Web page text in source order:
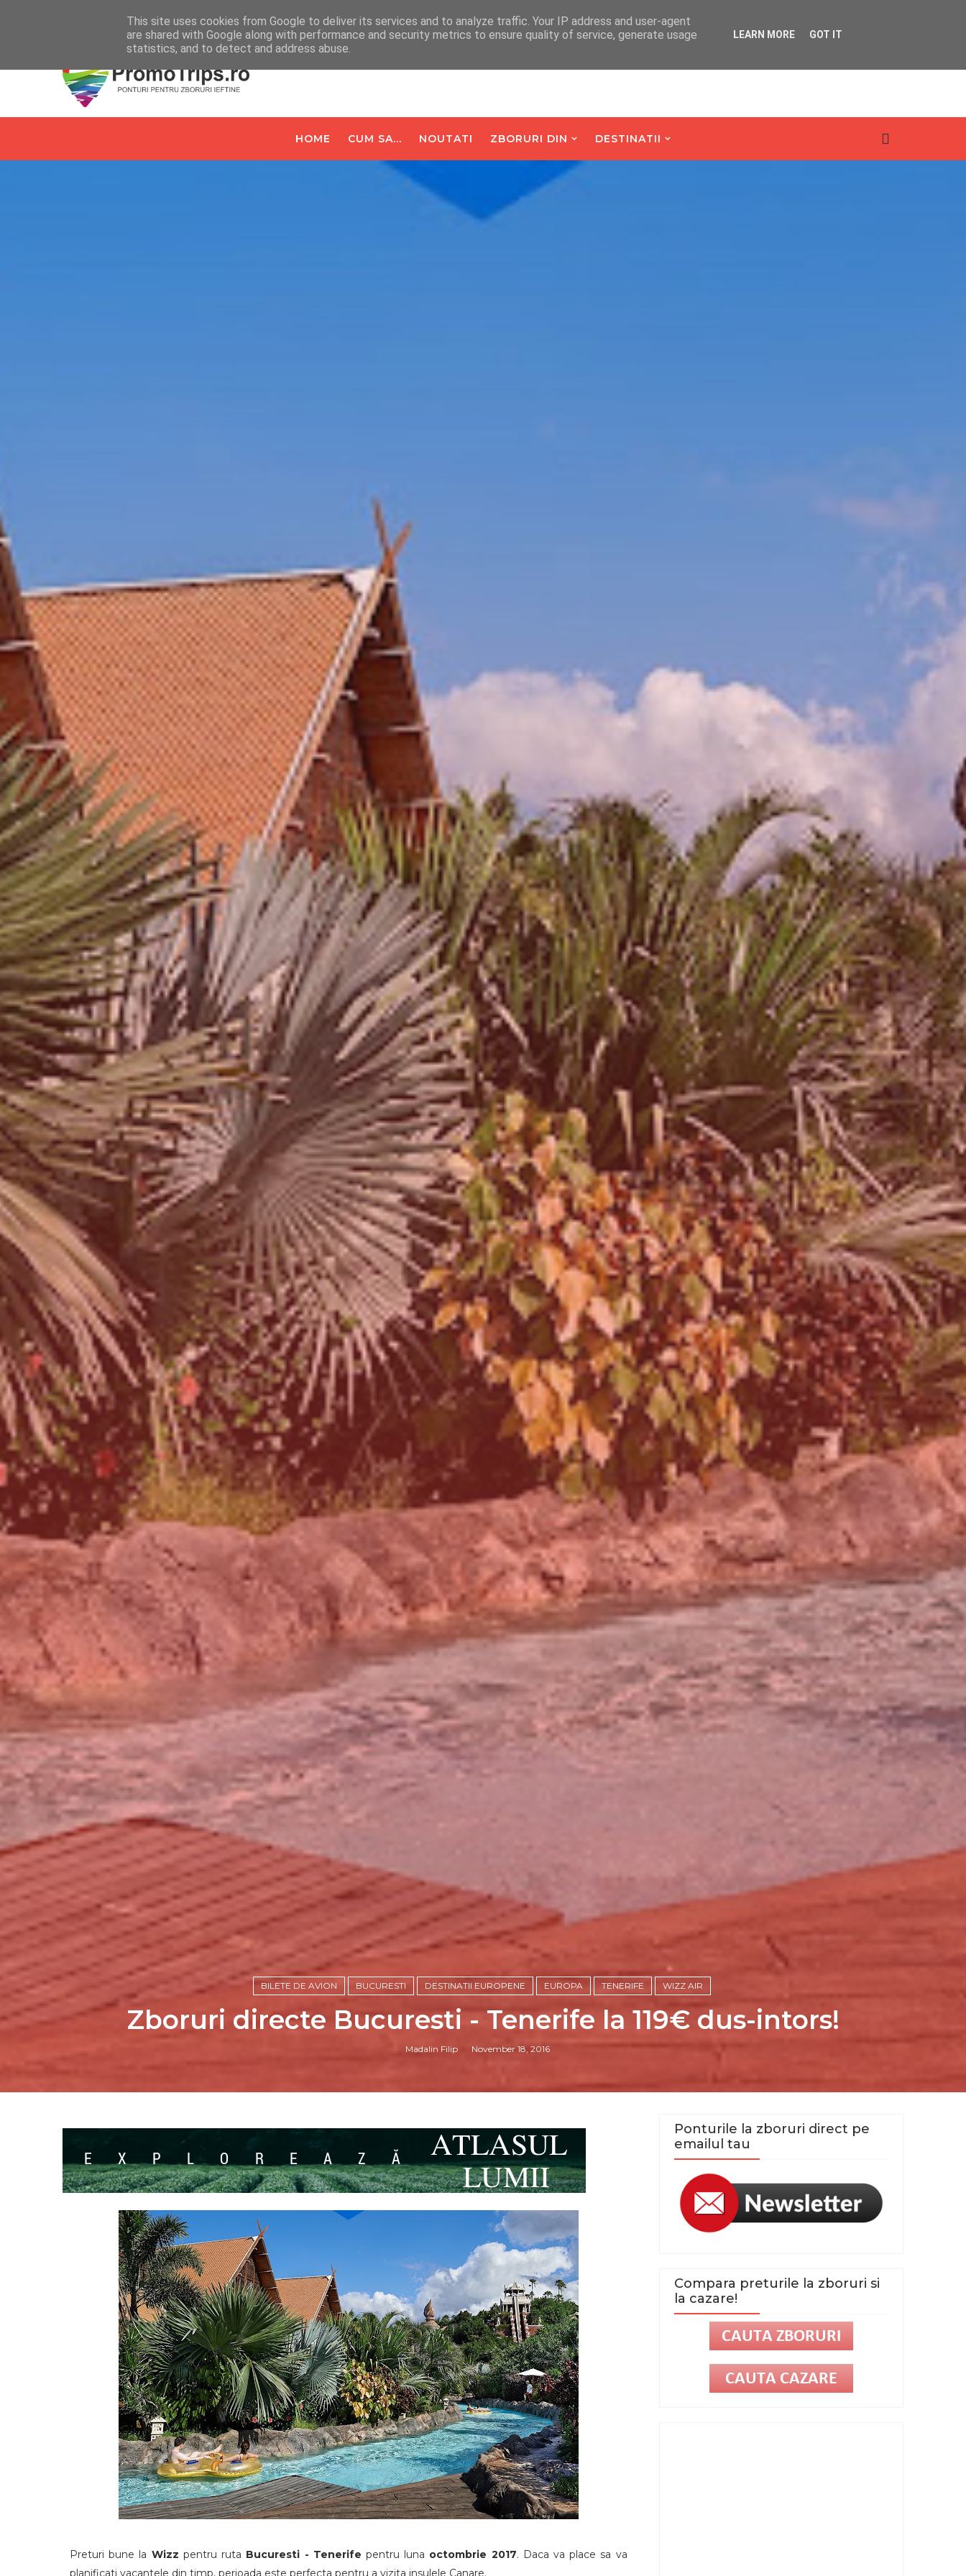
Despre PromoTrips.ro Intrebari Frecvente Carte De Oaspeti
HOME CUM SA... NOUTATI ZBORURI DIN DESTINATII
BILETE DE AVION BUCURESTI DESTINATII EUROPENE EUROPA TENERIFE WIZZ AIR
Zboruri directe Bucuresti - Tenerife la 119€ dus-intors!
Madalin Filip November 18, 2016
Preturi bune la Wizz pentru ruta Bucuresti - Tenerife pentru luna octombrie 2017. Daca va place sa va
planificati vacantele din timp, perioada este perfecta pentru a vizita insulele Canare.
Ponturile la zboruri direct pe
emailul tau
Compara preturile la zboruri si
la cazare!
This site uses cookies from Google to deliver its services and to analyze traffic. Your IP address and user-agent
are shared with Google along with performance and security metrics to ensure quality of service, generate usage
statistics, and to detect and address abuse.
LEARN MORE GOT IT